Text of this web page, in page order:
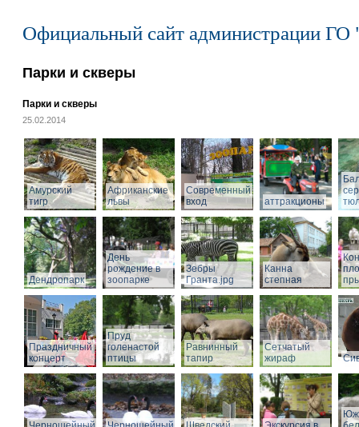
Официальный сайт администрации ГО
Парки и скверы
Парки и скверы
25.02.2014
Амурский
тигр
Африканские
львы
Современный
вход
аттракционы
Дендропарк
День
рождение в
зоопарке
Зебры
Гранта.jpg
Канна
степная
Праздничный
концерт
Пруд
голенастой
птицы
Равнинный
тапир
Сетчатый
жираф